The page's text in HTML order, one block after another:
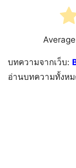
บทความจากเว็บ:
อ่านบทความทั้งห